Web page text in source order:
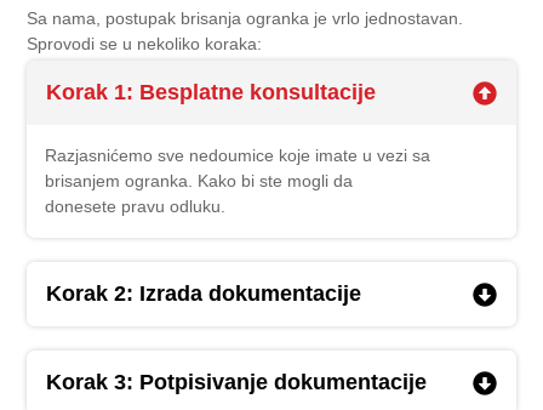
Sa nama, postupak brisanja ogranka je vrlo jednostavan.
Sprovodi se u nekoliko koraka:
Korak 1: Besplatne konsultacije
Razjasnićemo sve nedoumice koje imate u vezi sa
brisanjem ogranka. Kako bi ste mogli da
donesete pravu odluku.
Korak 2: Izrada dokumentacije
Korak 3: Potpisivanje dokumentacije